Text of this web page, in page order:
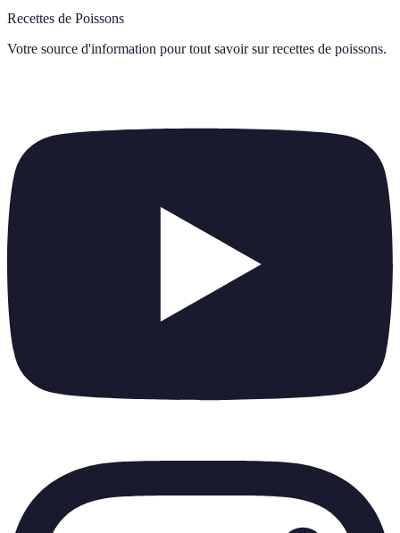
Recettes de Poissons
Votre source d'information pour tout savoir sur recettes de poissons.